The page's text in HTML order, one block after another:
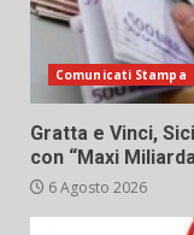
Comunicati Stampa
Gratta e Vinci,
con “Maxi
6 Agosto 2026